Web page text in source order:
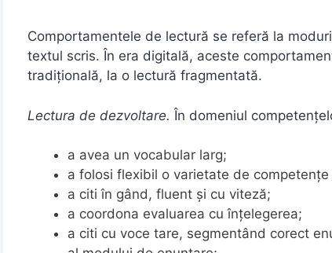
Comportamentele de lectură se referă la
textul scris. În era digitală, aceste
tradițională, la o lectură fragmentată.
Lectura de dezvoltare.În domeniul
a avea un vocabular larg;
a folosi flexibil o varietate de
a citi în gând, fluent şi cu viteză;
a coordona evaluarea cu înțelegerea;
a citi cu voce tare, segmentând corect